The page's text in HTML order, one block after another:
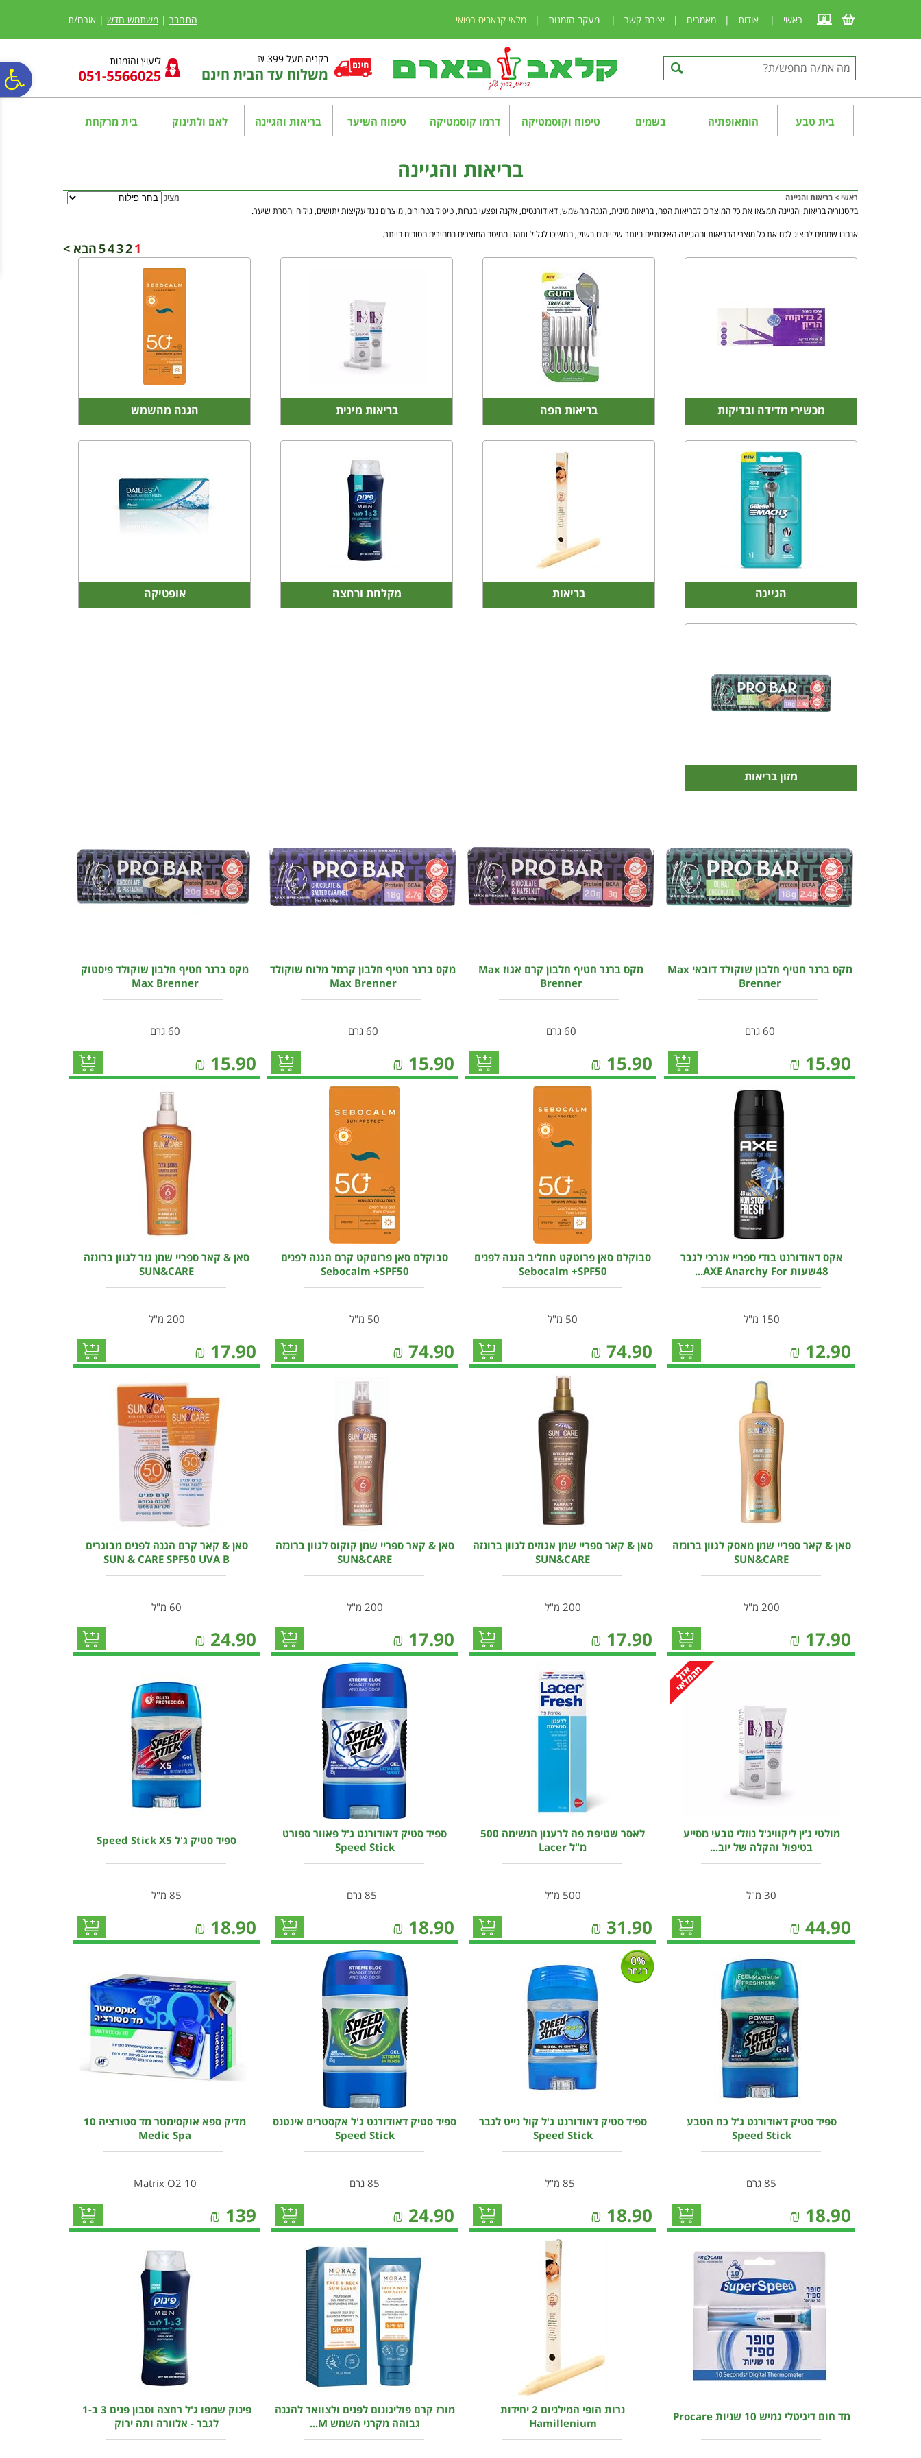
נגישות
אתר
המרכזי
ראשי | אודות | מאמרים | יצירת קשר | מעקב הזמנות | מלאי קנאביס רפואי התחבר | משתמש חדש | אורח/ת
בקניה מעל 399 ₪
משלוח עד הבית חינם
ליעוץ והזמנות
בית טבע הומאופתיה בשמים טיפוח וקוסמטיקה דרמו קוסמטיקה טיפוח השיער בריאות והגיינה לאם ולתינוק בית מרקחת
בריאות והגיינה
ראשי > בריאות והגיינה
מציג
בקטגוריה בריאות והגיינה תמצאו את כל המוצרים לבריאות הפה, בריאות מינית, הגנה מהשמש, דאודורנטים, אקנה ופצעי בגרות, טיפול בטחורים, מוצרים נגד עקיצות יתושים, גילוח והסרת שיער.
אנחנו שמחים להציג לכם את כל מוצרי הבריאות וההגיינה האיכותיים ביותר שקיימים בשוק, המשיכו לגלול ותהנו ממיטב המוצרים במחירים הטובים ביותר.
1
2
3
4
5הבא >
מכשירי מדידה ובדיקות בריאות הפה בריאות מינית הגנה מהשמש
הגיינה בריאות מקלחת ורחצה אופטיקה
מזון בריאות
מקס ברנר חטיף חלבון שוקולד דובאי Max
Brenner
60 גרם
15.90
₪
מקס ברנר חטיף חלבון קרם אגוז Max
Brenner
60 גרם
15.90
₪
מקס ברנר חטיף חלבון קרמל מלוח שוקולד
Max Brenner
60 גרם
15.90
₪
מקס ברנר חטיף חלבון שוקולד פיסטוק
Max Brenner
60 גרם
15.90
₪
אקס דאודורנט בודי ספריי אנרכי לגבר
48שעות AXE Anarchy For...
150 מ"ל
12.90
₪
סבוקלם סאן פרוטקט תחליב הגנה לפנים
Sebocalm +SPF50
50 מ"ל
74.90
₪
סבוקלם סאן פרוטקט קרם הגנה לפנים
Sebocalm +SPF50
50 מ"ל
74.90
₪
סאן & קאר ספריי שמן גזר לגוון ברונזה
SUN&CARE
200 מ"ל
17.90
₪
סאן & קאר ספריי שמן מאסק לגוון ברונזה
SUN&CARE
200 מ"ל
17.90
₪
סאן & קאר ספריי שמן אגוזים לגוון ברונזה
SUN&CARE
200 מ"ל
17.90
₪
סאן & קאר ספריי שמן קוקוס לגוון ברונזה
SUN&CARE
200 מ"ל
17.90
₪
סאן & קאר קרם הגנה לפנים מבוגרים
SUN & CARE SPF50 UVA B
60 מ"ל
24.90
₪
מולטי ג'ין ליקוויג'ל נוזלי טבעי מסייע
בטיפול והקלה של יוב...
30 מ"ל
44.90
₪
לאסר שטיפת פה לרענון הנשימה 500
מ"ל Lacer
500 מ"ל
31.90
₪
ספיד סטיק דאודורנט ג'ל פאוור ספורט
Speed Stick
18.90
₪
ספיד סטיק ג'ל Speed Stick X5
85 מ"ל
18.90
₪
ספיד סטיק דאודורנט ג'ל כח הטבע
Speed Stick
85 גרם
18.90
₪
0%
הנחה
ספיד סטיק דאודורנט ג'ל קול נייט לגבר
Speed Stick
18.90
₪
ספיד סטיק דאודורנט ג'ל אקסטרים אינטנס
Speed Stick
85 גרם
24.90
₪
מדיק ספא אוקסימטר מד סטורציה 10
Medic Spa
Matrix O2 10
139
₪
מד חום דיגיטלי גמיש 10 שניות Procare
נרות הופי המילניום 2 יחידות
Hamillenium
מורז קרם פוליגונום לפנים ולצוואר להגנה
גבוהה מקרני השמש M...
פינוק שמפו ג'ל רחצה וסבון פנים 3 ב-1
לגבר - אלוורה ותה ירוק